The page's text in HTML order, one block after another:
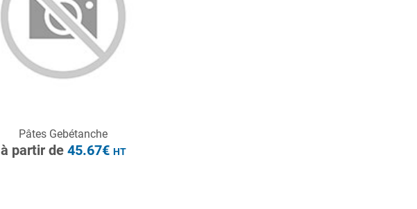
Pâtes Gebétanche
à partir de 45.67€ HT
Demande de devis